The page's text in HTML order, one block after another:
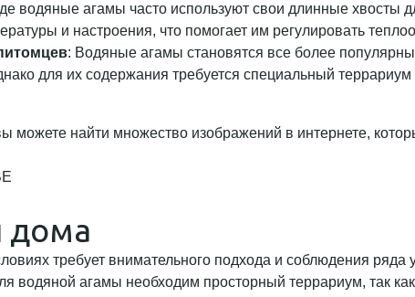
водяные агамы часто используют свои длинные хвосты
и настроения, что помогает им регулировать
: Водяные агамы становятся все более
для их содержания требуется специальный
можете найти множество изображений в интернете,
дома
требует внимательного подхода и соблюдения
водяной агамы необходим просторный террариум, так